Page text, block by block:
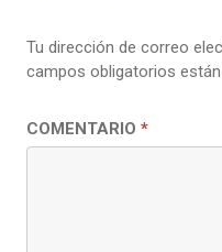
Tu dirección de correo
campos obligatorios
COMENTARIO *